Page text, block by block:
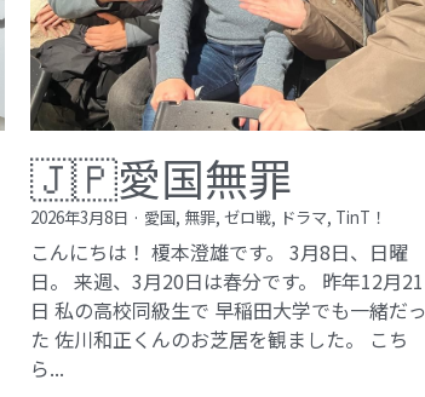
🇯🇵愛国無罪
2026年3月8日 · 愛国, 無罪, ゼロ戦, ドラマ, TinT！
こんにちは！ 榎本澄雄です。 3月8日、日曜
日。 来週、3月20日は春分です。 昨年12月21
日 私の高校同級生で 早稲田大学でも一緒だっ
た 佐川和正くんのお芝居を観ました。 こち
ら...